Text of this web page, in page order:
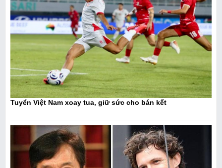
Tuyển Việt Nam xoay tua, giữ sức cho bán kết